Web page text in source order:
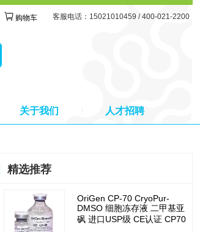
购物车 客服电话：15021010459 / 400-021-2200
关于我们 人才招聘
精选推荐
OriGen CP-70 CryoPur-
DMSO 细胞冻存液 二甲基亚
砜 进口USP级 CE认证 CP70